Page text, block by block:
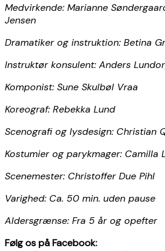
Medvirkende: Marianne
Jensen
Dramatiker og instruktion: Betina
Instruktør konsulent: Anders
Komponist: Sune Skulbøl Vraa
Koreograf: Rebekka Lund
Scenografi og lysdesign: Christian
Kostumier og parykmager: Camilla
Scenemester: Christoffer Due Pihl
Varighed: Ca. 50 min. uden pause
Aldersgrænse: Fra 5 år og opefter
Følg os på Facebook: